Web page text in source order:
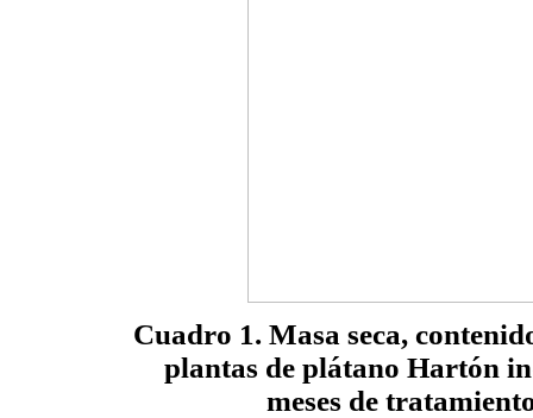
Cuadro 1. Masa seca,
plantas de plátano Hartón
meses de